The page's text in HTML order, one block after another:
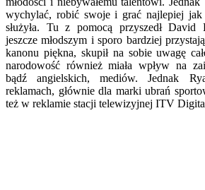
wychylać, robić swoje i grać najlepiej jak
służyła. Tu z pomocą przyszedł David
jeszcze młodszym i sporo bardziej
kanonu piękna, skupił na sobie uwagę
narodowość również miała wpływ na
bądź angielskich, mediów. Jednak
reklamach, głównie dla marki ubrań
też w reklamie stacji telewizyjnej ITV